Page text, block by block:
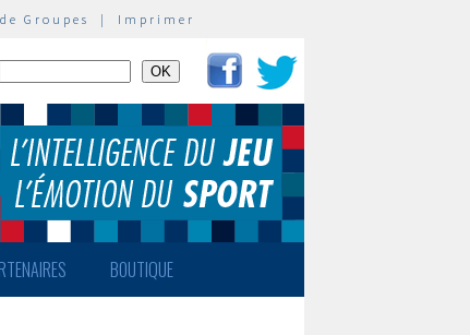
Groupes | Imprimer
BOUTIQUE